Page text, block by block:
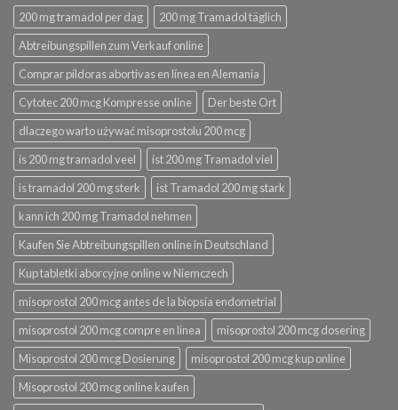
200 mg tramadol per dag
200 mg Tramadol täglich
Abtreibungspillen zum Verkauf online
Comprar píldoras abortivas en línea en Alemania
Cytotec 200 mcg Kompresse online
Der beste Ort
dlaczego warto używać misoprostolu 200 mcg
is 200 mg tramadol veel
ist 200 mg Tramadol viel
is tramadol 200 mg sterk
ist Tramadol 200 mg stark
kann ich 200 mg Tramadol nehmen
Kaufen Sie Abtreibungspillen online in Deutschland
Kup tabletki aborcyjne online w Niemczech
misoprostol 200 mcg antes de la biopsia endometrial
misoprostol 200 mcg compre en línea
misoprostol 200 mcg dosering
Misoprostol 200 mcg Dosierung
misoprostol 200 mcg kup online
Misoprostol 200 mcg online kaufen